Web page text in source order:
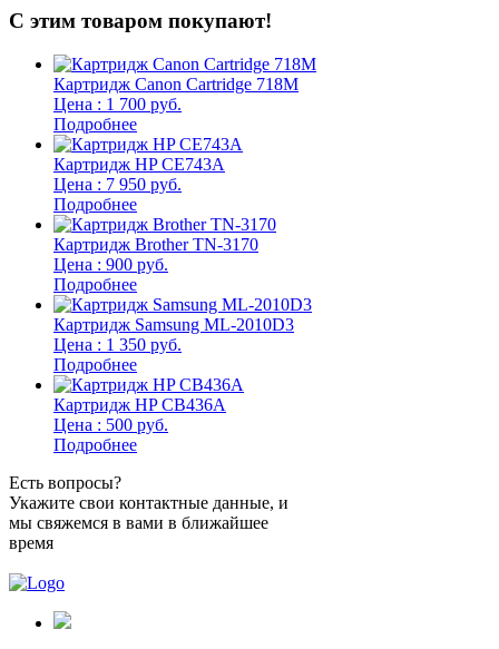
С этим товаром покупают!
Картридж Canon Cartridge 718M
Цена : 1 700 руб.
Подробнее
Картридж HP CE743A
Цена : 7 950 руб.
Подробнее
Картридж Brother TN-3170
Цена : 900 руб.
Подробнее
Картридж Samsung ML-2010D3
Цена : 1 350 руб.
Подробнее
Картридж HP CB436A
Цена : 500 руб.
Подробнее
Есть вопросы?
Укажите свои контактные данные, и
мы свяжемся в вами в ближайшее
время